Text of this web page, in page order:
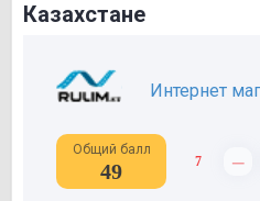
Казахстане
Интернет
Общий балл
49 7 –